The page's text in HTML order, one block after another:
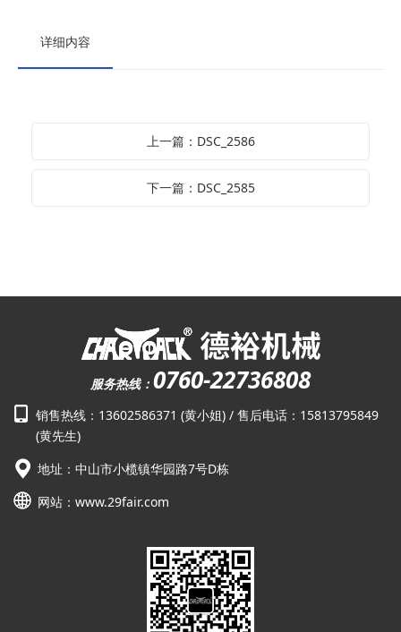
详细内容
上一篇：DSC_2586
下一篇：DSC_2585
服务热线： 0760-22736808
销售热线：13602586371 (黄小姐) / 售后电话：15813795849
(黄先生)
地址：中山市小榄镇华园路7号D栋
网站： www.29fair.com